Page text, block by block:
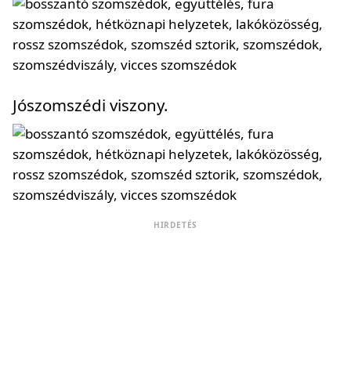
Jószomszédi viszony.
HIRDETÉS